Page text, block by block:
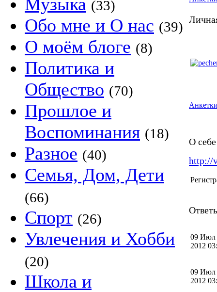
(33)
Обо мне и О нас (39)
О моём блоге (8)
Политика и
Общество (70)
Прошлое и
Воспоминания (18)
Разное (40)
Семья, Дом, Дети
(66)
Спорт (26)
Увлечения и Хобби
(20)
Школа и
О себе
http://
09 Июл
2012
09 Июл
2012